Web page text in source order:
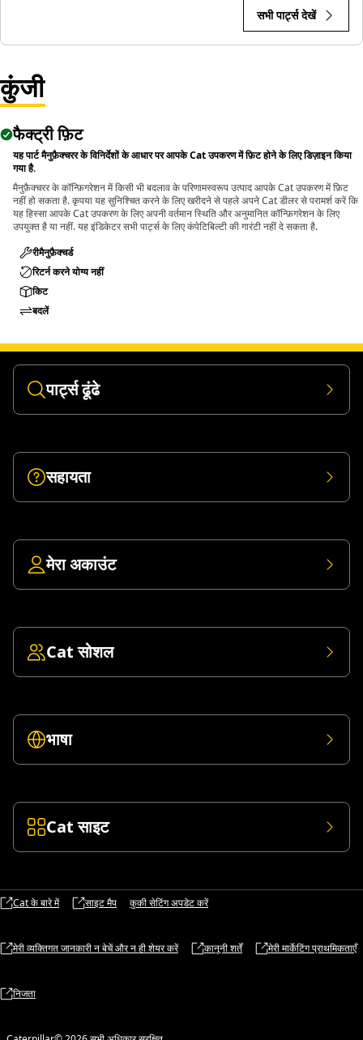
सभी पार्ट्स देखें
कुंजी
फैक्ट्री फ़िट
यह पार्ट मैनुफ़ैक्चरर के विनिर्देशों के आधार पर आपके Cat उपकरण में फ़िट होने के लिए डिज़ाइन किया
गया है.
मैनुफ़ैक्चरर के कॉन्फ़िगरेशन में किसी भी बदलाव के परिणामस्वरूप उत्पाद आपके Cat उपकरण में फ़िट
नहीं हो सकता है. कृपया यह सुनिश्चित करने के लिए खरीदने से पहले अपने Cat डीलर से परामर्श करें कि
यह हिस्सा आपके Cat उपकरण के लिए अपनी वर्तमान स्थिति और अनुमानित कॉन्फ़िगरेशन के लिए
उपयुक्त है या नहीं. यह इंडिकेटर सभी पार्ट्स के लिए कंपेटिबिल्टी की गारंटी नहीं दे सकता है.
रीमैनुफ़ैक्चर्ड
रिटर्न करने योग्य नहीं
किट
बदलें
पार्ट्स ढूंढे
सहायता
मेरा अकाउंट
Cat सोशल
भाषा
Cat साइट
Cat के बारे में साइट मैप कुकी सेटिंग अपडेट करें
मेरी व्यक्तिगत जानकारी न बेचें और न ही शेयर करें कानूनी शर्तें मेरी मार्केटिंग प्राथमिकताएँ
निजता